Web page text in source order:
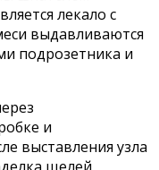
лекало с
выдавливаются
подрозетника и
и
выставления узла